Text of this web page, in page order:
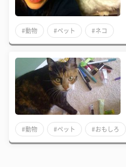
#動物 #ペット #ネコ
#動物 #ペット #おもしろ